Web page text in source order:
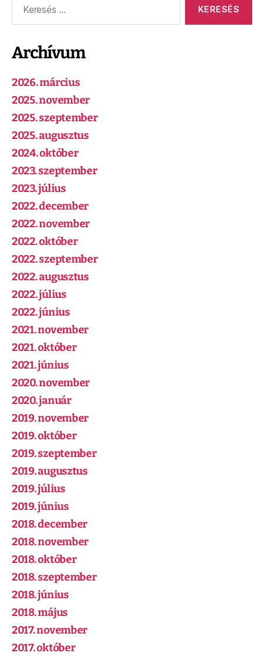
Archívum
2026. március
2025. november
2025. szeptember
2025. augusztus
2024. október
2023. szeptember
2023. július
2022. december
2022. november
2022. október
2022. szeptember
2022. augusztus
2022. július
2022. június
2021. november
2021. október
2021. június
2020. november
2020. január
2019. november
2019. október
2019. szeptember
2019. augusztus
2019. július
2019. június
2018. december
2018. november
2018. október
2018. szeptember
2018. június
2018. május
2017. november
2017. október